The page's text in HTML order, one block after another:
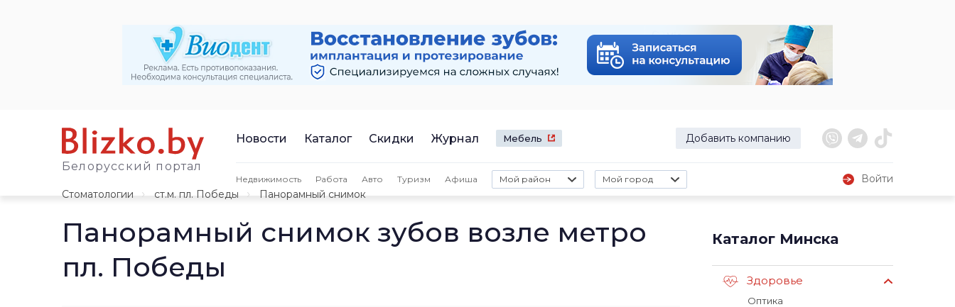
Белорусский портал
Новости Каталог Скидки Журнал Мебель Добавить компанию
Недвижимость Работа Авто Туризм Афиша Мой район Мой город
Войти
Стоматологии
ст.м. пл. Победы Панорамный снимок
Панорамный снимок зубов возле метро
пл. Победы
Каталог Минска
Здоровье
Оптика